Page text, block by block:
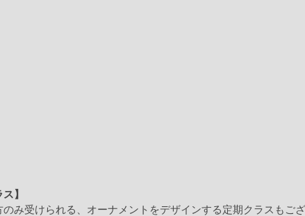
】
み受けられる、オーナメントをデザインする定期クラスもござ